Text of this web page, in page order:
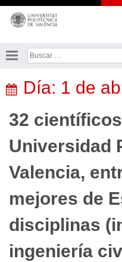
Saltar
contenido
Buscar:
Día: 1 de
32
Universidad
Valencia,
mejores de
disciplinas
ingeniería